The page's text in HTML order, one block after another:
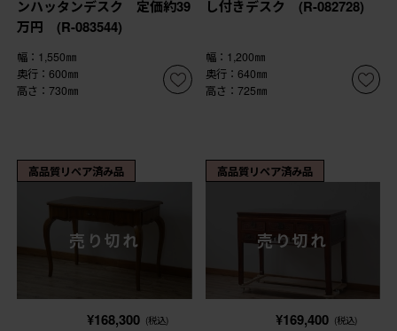
ンハッタンデスク 定価約39
万円 (R-083544)
幅：1,550㎜
奥行：600㎜
高さ：730㎜
し付きデスク (R-082728)
幅：1,200㎜
奥行：640㎜
高さ：725㎜
高品質リペア済み品
売り切れ
¥168,300 (税込)
高品質リペア済み品
売り切れ
¥169,400 (税込)